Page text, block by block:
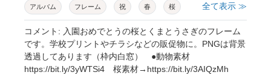
アルバム フレーム 祝 春 桜
3月 タイトル 見出し 文字 枠
学校プリント テキスト うさぎ
かわいい くま キャラクター
全て表示 ≫
コメント: 入園おめでとうの桜とくまとうさぎのフレーム
です。学校プリントやチラシなどの販促物に。PNGは背景
透過してあります（枠内白窓） ●動物素材
https://bit.ly/3yWTSi4 桜素材→https://bit.ly/3AIQzMh